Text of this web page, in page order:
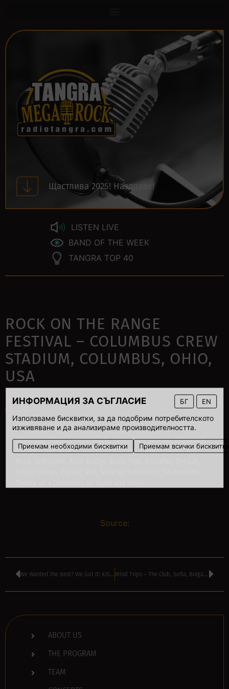
ИНФОРМАЦИЯ ЗА СЪГЛАСИЕ БГ EN
Използваме бисквитки, за да подобрим потребителското
изживяване и да анализираме производителността.
Приемам необходими бисквитки Приемам всички
Щастлива 2025! Наздраве!
LISTEN LIVE
BAND OF THE WEEK
TANGRA TOP 40
ROCK ON THE RANGE
FESTIVAL – COLUMBUS CREW
STADIUM, COLUMBUS, OHIO,
USA
17 May 2008
Featuring Stone Temple Pilots, Filter, Serj Tankian, Killswitch
Engage, Papa Roach, Staind, Disturbed, 3 Doors Down, Kid
Source:
We Wanted the Best? We Got It! KISS! Mind Trips – The Club, Sofia, Bulgaria
ABOUT US
THE PROGRAM
TEAM